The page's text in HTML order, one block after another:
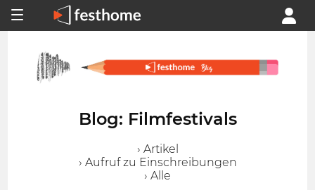
Blog: Filmfestivals
› Artikel
› Aufruf zu Einschreibungen
› Alle